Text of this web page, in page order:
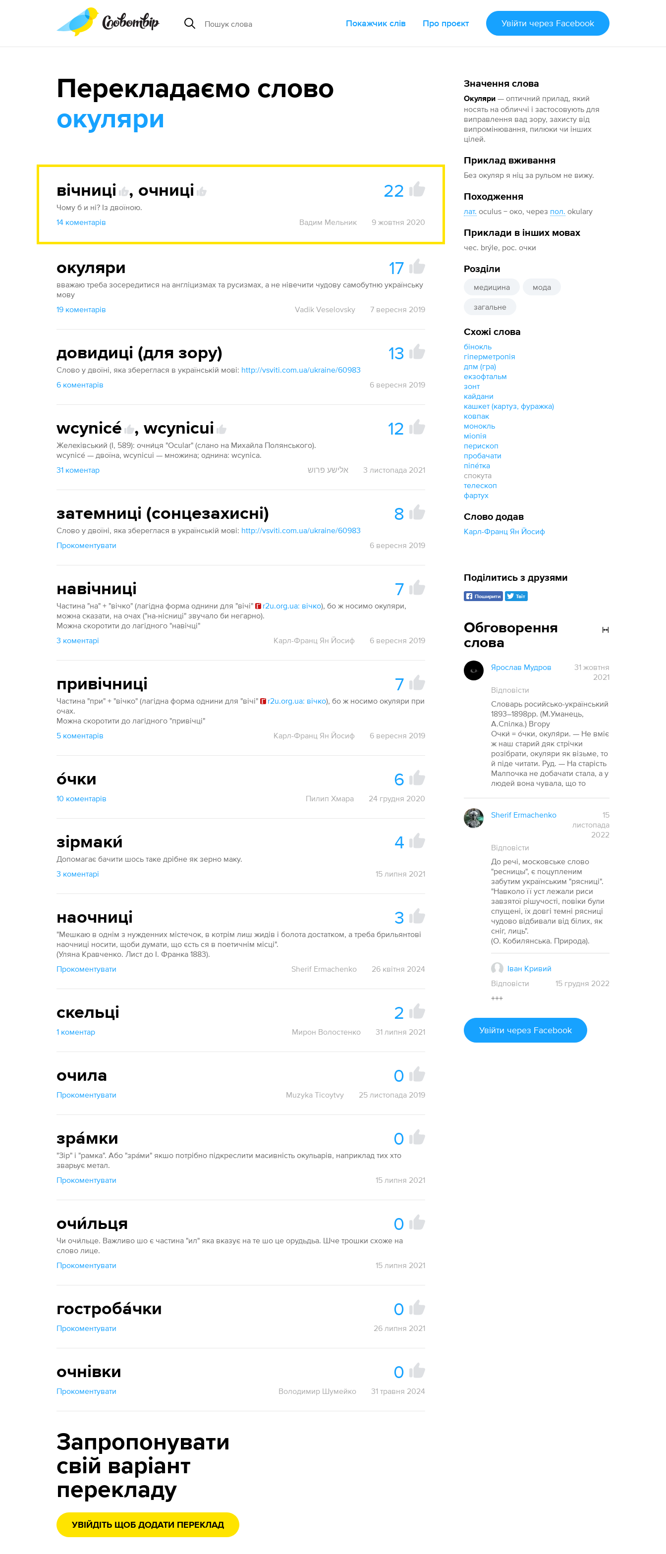
Покажчик слів Про проєкт Увійти через Facebook
Значення слова
Окуляри — оптичний прилад, який
носять на обличчі і застосовують для
виправлення вад зору, захисту від
випромінювання, пилюки чи інших
цілей.
Приклад вживання
Без окуляр я ніц за рульом не вижу.
Походження
лат. oculus − око, через пол. okulary
Приклади в інших мовах
чес. brýle, рос. очки
Розділи
медицина мода
загальне
Схожі слова
бінокль
гіперметропія
дпм (гра)
екзофтальм
зонт
кайдани
кашкет (картуз, фуражка)
ковпак
монокль
міопія
перископ
пробачати
піпе́тка
спокута
телескоп
фартух
Слово додав
Карл-Франц Ян Йосиф
Перекладаємо слово
окуляри
вічниці 2 , очниці 1 22
Чому б и ні? Із двоїною.
14 коментарів
Вадим Мельник 9 жовтня 2020
окуляри 17
вважаю треба зосередитися на англіцизмах та русизмах, а не нівечити чудову самобутню українську
мову
19 коментарів
Vadik Veselovsky 7 вересня 2019
довидиці (для зору) 13
Слово у двоїні, яка збереглася в українській мові: http://vsviti.com.ua/ukraine/60983
6 коментарів
6 вересня 2019
wcynicé , wcynicui 12
Желехівський (І, 589): очни́ця "Ocular" (слано на Михайла Полянського).
wcynicé — двоїна, wcynicui — множина; однина: wcynica.
31 коментар
אלישע פרוש 3 листопада 2021
затемниці (сонцезахисні) 8
Слово у двоїні, яка збереглася в українській мові: http://vsviti.com.ua/ukraine/60983
Прокоментувати
6 вересня 2019
навічниці 7
Частина "на" + "вічко" (лагідна форма однини для "вічі" r2u.org.ua: вічко), бо ж носимо окуляри,
можна сказати, на очах ("на-нісниці" звучало би негарно).
Можна скоротити до лагідного "навічці"
3 коментарі
Карл-Франц Ян Йосиф 6 вересня 2019
привічниці 7
Частина "при" + "вічко" (лагідна форма однини для "вічі" r2u.org.ua: вічко), бо ж носимо окуляри при
очах.
Можна скоротити до лагідного "привічці"
5 коментарів
Карл-Франц Ян Йосиф 6 вересня 2019
о́чки 6
10 коментарів Пилип Хмара 24 грудня 2020
зірмаки́ 4
Допомагає бачити шось таке дрібне як зерно маку.
3 коментарі
15 липня 2021
наочниці 3
"Мешкаю в однім з нужденних містечок, в котрім лиш жидів і болота достатком, а треба брильянтові
наочниці носити, щоби думати, що єсть ся в поетичнім місці".
(Уляна Кравченко. Лист до І. Франка 1883).
Прокоментувати
Sherif Ermachenko 26 квітня 2024
скельці 2
1 коментар Мирон Волостенко 31 липня 2021
очила 0
Прокоментувати Muzyka Ticoytvy 25 листопада 2019
зра́мки 0
"Зір" і "рамка". Або "зра́ми" якшо потрібно підкреслити масивність окульарів, наприклад тих хто
зварьує метал.
Прокоментувати
15 липня 2021
очи́льця 0
Чи очи́льце. Важливо шо є частина "ил" яка вказує на те шо це орудьдьа. Шче трошки схоже на
слово лице.
Прокоментувати
15 липня 2021
гостроба́чки 0
Прокоментувати 26 липня 2021
очнівки 0
Прокоментувати Володимир Шумейко 31 травня 2024
Запропонувати
свій варіант
перекладу
УВІЙДІТЬ ЩОБ ДОДАТИ ПЕРЕКЛАД
Обговорення
слова
Ярослав Мудров
31 жовтня
2021
Відповісти
Словарь росийсько-український
1893–1898рр. (М.Уманець,
А.Спілка.) Вгору
Очки́ = о́чки, окуля́ри. — Не вміє
ж наш старий дяк стрічки
розібрати, окуляри як візьме, то
й піде читати. Руд. — На старість
Малпочка не добачати стала, а у
людей вона чувала, що то
Sherif Ermachenko
15
листопада
2022
Відповісти
До речі, московське слово
"ресницы", є поцупленим
забутим українським "рясниці".
"Навколо її уст лежали риси
завзятої рішучості, повіки були
спущені, їх довгі темні рясниці
чудово відбивали від білих, як
сніг, лиць".
(О. Кобилянська. Природа).
Іван Кривий
Відповісти
15 грудня 2022
+++
Увійти через Facebook
Поділитись з друзями
Поширити Твіт